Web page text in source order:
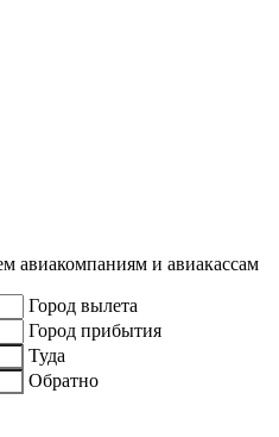
авиакомпаниям и авиакассам
Город вылета
Город прибытия
Туда
Обратно